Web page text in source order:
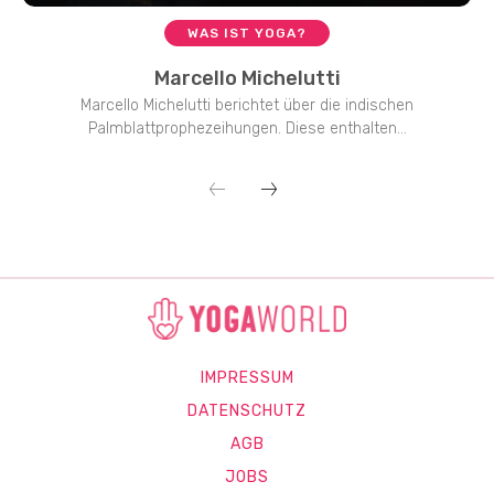
WAS IST YOGA?
Marcello Michelutti
Marcello Michelutti berichtet über die indischen
Palmblattprophezeihungen. Diese enthalten...
IMPRESSUM
DATENSCHUTZ
AGB
JOBS